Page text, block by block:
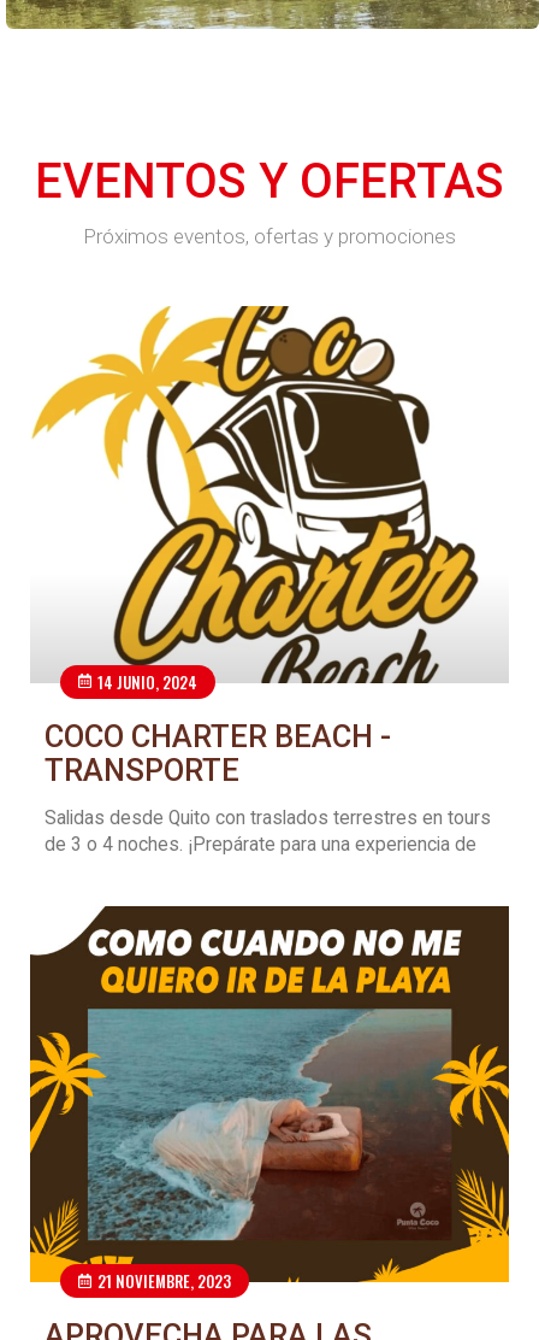
EVENTOS Y OFERTAS
Próximos eventos, ofertas y promociones
14 JUNIO, 2024
COCO CHARTER BEACH -
TRANSPORTE
Salidas desde Quito con traslados terrestres en tours
de 3 o 4 noches. ¡Prepárate para una experiencia de
21 NOVIEMBRE, 2023